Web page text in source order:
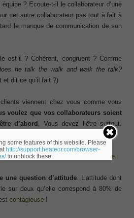
équipe ? Ecoute-t-il le collaborateur d’une
cet autre collaborateur pas tout à fait à
le manque de communication de son
est-il ? Cohérent, congruent ? Comme
he talk the walk and walk the talk?
et dit ce qu’il fait ?)
viennent chez vous comme vous
voulez que vos collaborateurs soient
d’abord . Vous devez l’être surtout.
sera à 50.Cette loi est imparable.
une question d’attitude. L’attitude dont
sur deux qu’elle correspond à 80% de
contagieuse !
some features of this website. Please
http://support.heateor.com/browser-
to unblock these.